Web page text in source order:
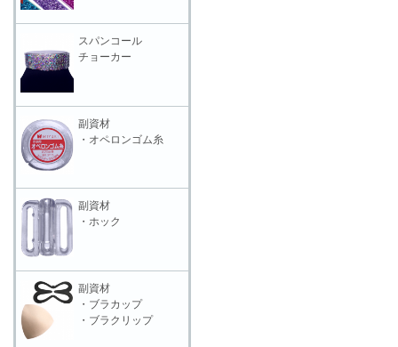
スパンコール
チョーカー
副資材
・オペロンゴム糸
副資材
・ホック
副資材
・ブラカップ
・ブラクリップ